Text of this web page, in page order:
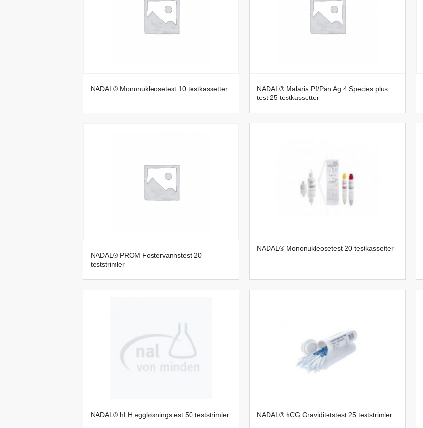
NADAL® Mononukleosetest 10 testkassetter
NADAL® Malaria Pf/Pan Ag 4 Species plus
test 25 testkassetter
NADAL® PROM Fostervannstest 20
teststrimler
NADAL® Mononukleosetest 20 testkassetter
NADAL® hLH eggløsningstest 50 teststrimler NADAL® hCG Graviditetstest 25 teststrimler